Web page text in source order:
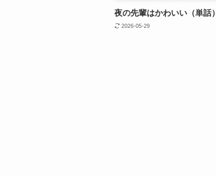
夜の先輩はかわいい（単話）
2026-05-29